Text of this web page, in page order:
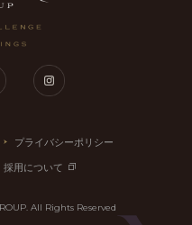
Twitter
プライバシーポリシー
採用について
All Rights Reserved